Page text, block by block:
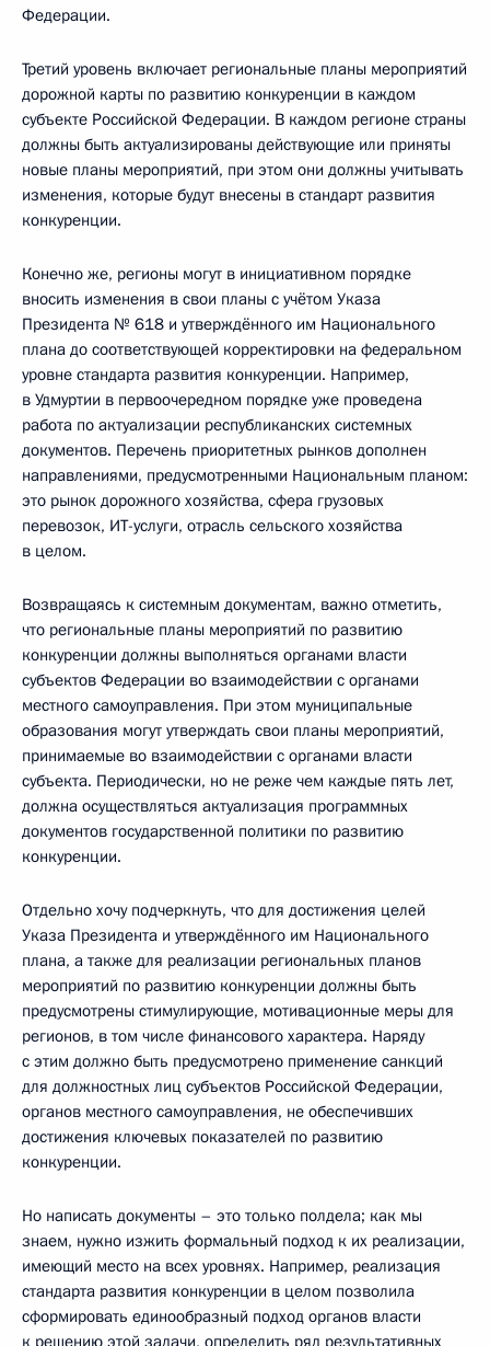
Федерации.
Третий уровень включает региональные планы мероприятий
дорожной карты по развитию конкуренции в каждом
субъекте Российской Федерации. В каждом регионе страны
должны быть актуализированы действующие или приняты
новые планы мероприятий, при этом они должны учитывать
изменения, которые будут внесены в стандарт развития
конкуренции.
Конечно же, регионы могут в инициативном порядке
вносить изменения в свои планы с учётом Указа
Президента № 618 и утверждённого им Национального
плана до соответствующей корректировки на федеральном
уровне стандарта развития конкуренции. Например,
в Удмуртии в первоочередном порядке уже проведена
работа по актуализации республиканских системных
документов. Перечень приоритетных рынков дополнен
направлениями, предусмотренными Национальным планом:
это рынок дорожного хозяйства, сфера грузовых
перевозок, ИТ-услуги, отрасль сельского хозяйства
в целом.
Возвращаясь к системным документам, важно отметить,
что региональные планы мероприятий по развитию
конкуренции должны выполняться органами власти
субъектов Федерации во взаимодействии с органами
местного самоуправления. При этом муниципальные
образования могут утверждать свои планы мероприятий,
принимаемые во взаимодействии с органами власти
субъекта. Периодически, но не реже чем каждые пять лет,
должна осуществляться актуализация программных
документов государственной политики по развитию
конкуренции.
Отдельно хочу подчеркнуть, что для достижения целей
Указа Президента и утверждённого им Национального
плана, а также для реализации региональных планов
мероприятий по развитию конкуренции должны быть
предусмотрены стимулирующие, мотивационные меры для
регионов, в том числе финансового характера. Наряду
с этим должно быть предусмотрено применение санкций
для должностных лиц субъектов Российской Федерации,
органов местного самоуправления, не обеспечивших
достижения ключевых показателей по развитию
конкуренции.
Но написать документы – это только полдела; как мы
знаем, нужно изжить формальный подход к их реализации,
имеющий место на всех уровнях. Например, реализация
стандарта развития конкуренции в целом позволила
сформировать единообразный подход органов власти